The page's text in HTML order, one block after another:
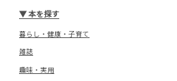
▼本を探す
暮らし・健康・子育て
雑誌
趣味・実用